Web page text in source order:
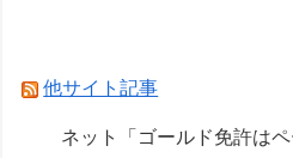
売】
Powered by livedoor 相互
他サイト記事
ネット「ゴールド免許は